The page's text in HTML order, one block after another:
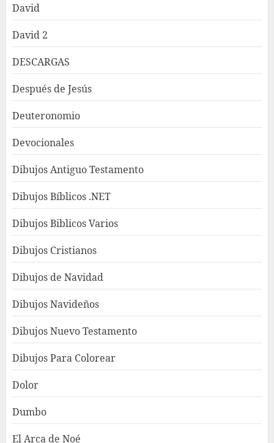
David
David 2
DESCARGAS
Después de Jesús
Deuteronomio
Devocionales
Dibujos Antiguo Testamento
Dibujos Bíblicos .NET
Dibujos Biblicos Varios
Dibujos Cristianos
Dibujos de Navidad
Dibujos Navideños
Dibujos Nuevo Testamento
Dibujos Para Colorear
Dolor
Dumbo
El Arca de Noé